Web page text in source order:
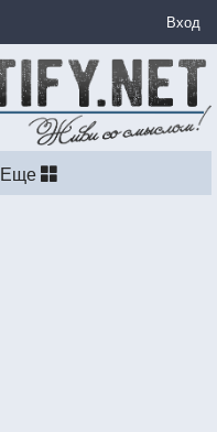
Вход
Еще